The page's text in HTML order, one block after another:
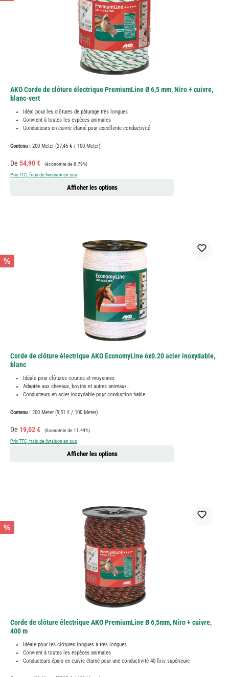
AKO Corde de clôture électrique PremiumLine Ø 6,5 mm, Niro + cuivre,
blanc-vert
Idéal pour les clôtures de pâturage très longues
Convient à toutes les espèces animales
Conducteurs en cuivre étamé pour excellente conductivité
Contenu : 200 Meter (27,45 € / 100 Meter)
Prix de vente :
De 54,90 € Prix régulier :
(économie de 8.79%)
Prix TTC, frais de livraison en sus
Afficher les options
%
Corde de clôture électrique AKO EconomyLine 6x0.20 acier inoxydable,
blanc
Idéale pour clôtures courtes et moyennes
Adaptée aux chevaux, bovins et autres animaux
Conducteurs en acier inoxydable pour conduction fiable
Contenu : 200 Meter (9,51 € / 100 Meter)
Prix de vente :
De 19,02 € Prix régulier :
(économie de 11.49%)
Prix TTC, frais de livraison en sus
Afficher les options
%
Corde de clôture électrique AKO PremiumLine Ø 6,5mm, Niro + cuivre,
400 m
Idéale pour les clôtures longues à très longues
Convient à toutes les espèces animales
Conducteurs épais en cuivre étamé pour une conductivité 40 fois supérieure